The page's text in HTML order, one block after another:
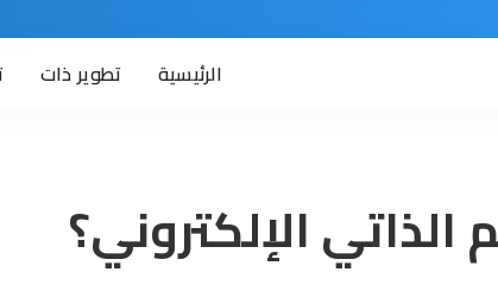
الرئيسية تطوير ذات
الإلكتروني؟